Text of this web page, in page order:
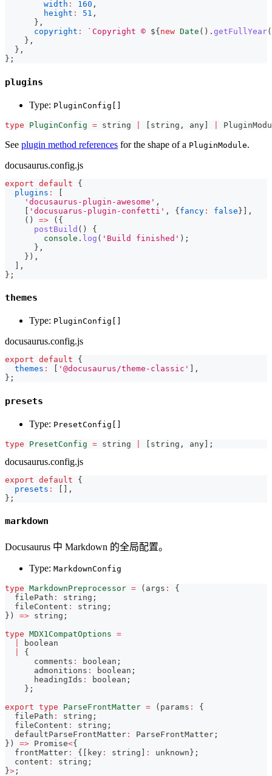
width : 160 ,
height : 51 ,
} ,
copyright : ` Copyright © ${ new Date ( ) . getFullYear(
} ,
} ,
} ;
plugins
Type: PluginConfig[]
type PluginConfig = string [ string , any]
See plugin method references for the shape of a PluginModule.
docusaurus.config.js
export default
{
plugins :
[
'docusaurus-plugin-awesome' ,
[ 'docusuarus-plugin-confetti' , {fancy : false} ] ,
( ) => ( {
postBuild ( )
{
console . log ( 'Build finished' ) ;
} ,
} ) ,
] ,
} ;
themes
Type: PluginConfig[]
docusaurus.config.js
export default
{
themes : '@docusaurus/theme-classic'
,
} ;
presets
Type: PresetConfig[]
type PresetConfig = string [ string , any] ;
docusaurus.config.js
export default
{
presets : [ ] ,
} ;
markdown
Docusaurus 中 Markdown 的全局配置。
Type: MarkdownConfig
type MarkdownPreprocessor = ( args :
{
  filePath
: string ;
  fileContent
: string ;
} ) => string ;
type MDX1CompatOptions =
boolean
{
      comments
: boolean ;
      admonitions
: boolean ;
      headingIds
: boolean ;
} ;
export type ParseFrontMatter = ( params :
{
  filePath
: string ;
  fileContent
: string ;
  defaultParseFrontMatter
: ParseFrontMatter ;
} ) => Promise<{
  frontMatter
: { key : string : unknown } ;
  content
: string ;
}> ;